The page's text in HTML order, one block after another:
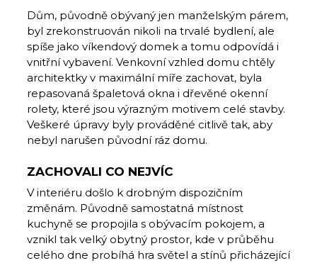
Dům, původně obývaný jen manželským párem,
byl zrekonstruován nikoli na trvalé bydlení, ale
spíše jako víkendový domek a tomu odpovídá i
vnitřní vybavení. Venkovní vzhled domu chtěly
architektky v maximální míře zachovat, byla
repasovaná špaletová okna i dřevěné okenní
rolety, které jsou výrazným motivem celé stavby.
Veškeré úpravy byly prováděné citlivě tak, aby
nebyl narušen původní ráz domu.
ZACHOVALI CO NEJVÍC
V interiéru došlo k drobným dispozičním
změnám. Původně samostatná místnost
kuchyně se propojila s obývacím pokojem, a
vznikl tak velký obytný prostor, kde v průběhu
celého dne probíhá hra světel a stínů přicházející